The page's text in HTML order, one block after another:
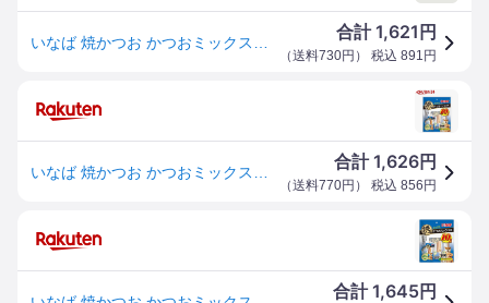
合計1,621 円
（送料730円 ） 税込 891 円
合計1,626円
（送料770円 ） 税込 856 円
合計1,645円